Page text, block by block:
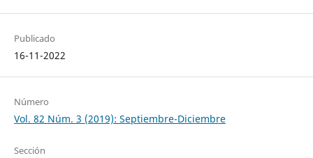
Publicado
16-11-2022
Número
Vol. 82 Núm. 3 (2019): Septiembre-Diciembre
Sección